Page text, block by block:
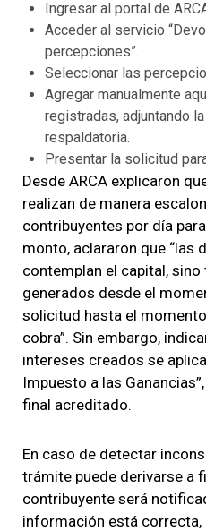
Ingresar al portal de
Acceder al servicio
percepciones”.
Seleccionar las
Agregar manualmente
registradas, adjuntando
respaldatoria.
Presentar la solicitud
Desde ARCA explicaron
realizan de manera
contribuyentes por día
monto, aclararon que “las
contemplan el capital,
generados desde el
solicitud hasta el
cobra”. Sin embargo,
intereses creados se
Impuesto a las
final acreditado.
En caso de detectar
trámite puede derivarse a
contribuyente será
información está